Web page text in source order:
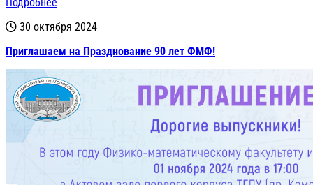
30 октября 2024
Приглашаем на Празднование 90 лет ФМФ!